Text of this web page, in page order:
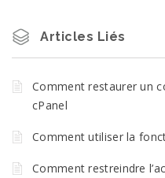
Articles Liés
Comment restaurer un
cPanel
Comment utiliser la
Comment restreindre